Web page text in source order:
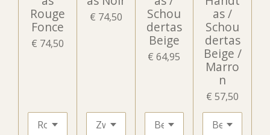
Rouge
Fonce
€ 74,50
€ 74,50
Schou
dertas
Beige
€ 64,95
as /
Schou
dertas
Beige /
Marro
n
€ 57,50